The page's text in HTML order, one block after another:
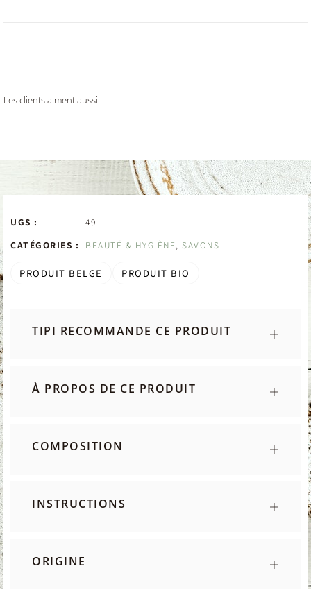
Les clients aiment aussi
UGS :
49
CATÉGORIES :
BEAUTÉ & HYGIÈNE SAVONS
PRODUIT BELGE PRODUIT BIO
TIPI RECOMMANDE CE PRODUIT
À PROPOS DE CE PRODUIT
COMPOSITION
INSTRUCTIONS
ORIGINE